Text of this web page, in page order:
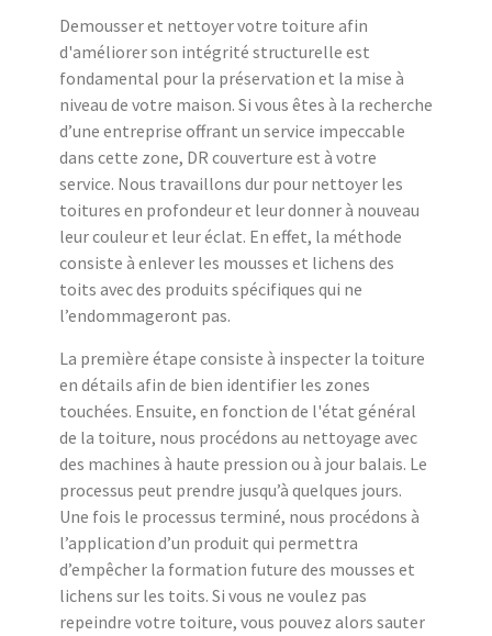
Demousser et nettoyer votre toiture afin
d'améliorer son intégrité structurelle est
fondamental pour la préservation et la mise à
niveau de votre maison. Si vous êtes à la recherche
d’une entreprise offrant un service impeccable
dans cette zone, DR couverture est à votre
service. Nous travaillons dur pour nettoyer les
toitures en profondeur et leur donner à nouveau
leur couleur et leur éclat. En effet, la méthode
consiste à enlever les mousses et lichens des
toits avec des produits spécifiques qui ne
l’endommageront pas.
La première étape consiste à inspecter la toiture
en détails afin de bien identifier les zones
touchées. Ensuite, en fonction de l'état général
de la toiture, nous procédons au nettoyage avec
des machines à haute pression ou à jour balais. Le
processus peut prendre jusqu’à quelques jours.
Une fois le processus terminé, nous procédons à
l’application d’un produit qui permettra
d’empêcher la formation future des mousses et
lichens sur les toits. Si vous ne voulez pas
repeindre votre toiture, vous pouvez alors sauter